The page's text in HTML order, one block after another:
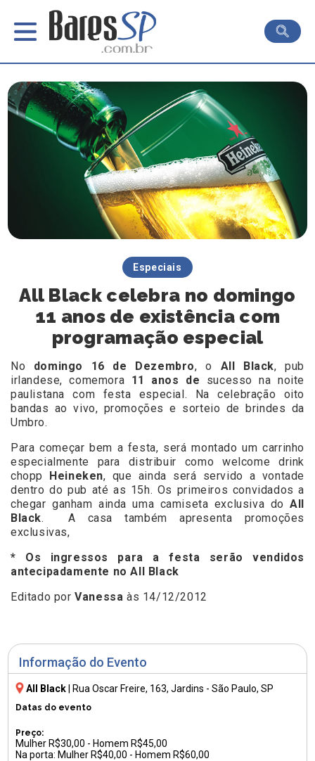
Informação do Evento
All Black Rua Oscar Freire, 163, Jardins - São Paulo, SP
Datas do evento
Preço:
Mulher R$30,00 - Homem R$45,00
Na porta: Mulher R$40,00 - Homem R$60,00
Especiais
All Black celebra no domingo
11 anos de existência com
programação especial
No domingo 16 de Dezembro, o All Black, pub
irlandese, comemora 11 anos de sucesso na noite
paulistana com festa especial. Na celebração oito
bandas ao vivo, promoções e sorteio de brindes da
Umbro.
Para começar bem a festa, será montado um carrinho
especialmente para distribuir como welcome drink
chopp
Heineken, que ainda será servido a vontade
dentro do pub até as 15h. Os primeiros convidados a
chegar ganham ainda uma camiseta exclusiva doAll
Black. A casa também apresenta promoções
exclusivas,
* Os ingressos para a festa serão vendidos
antecipadamente no All Black
Editado porVanessa às 14/12/2012